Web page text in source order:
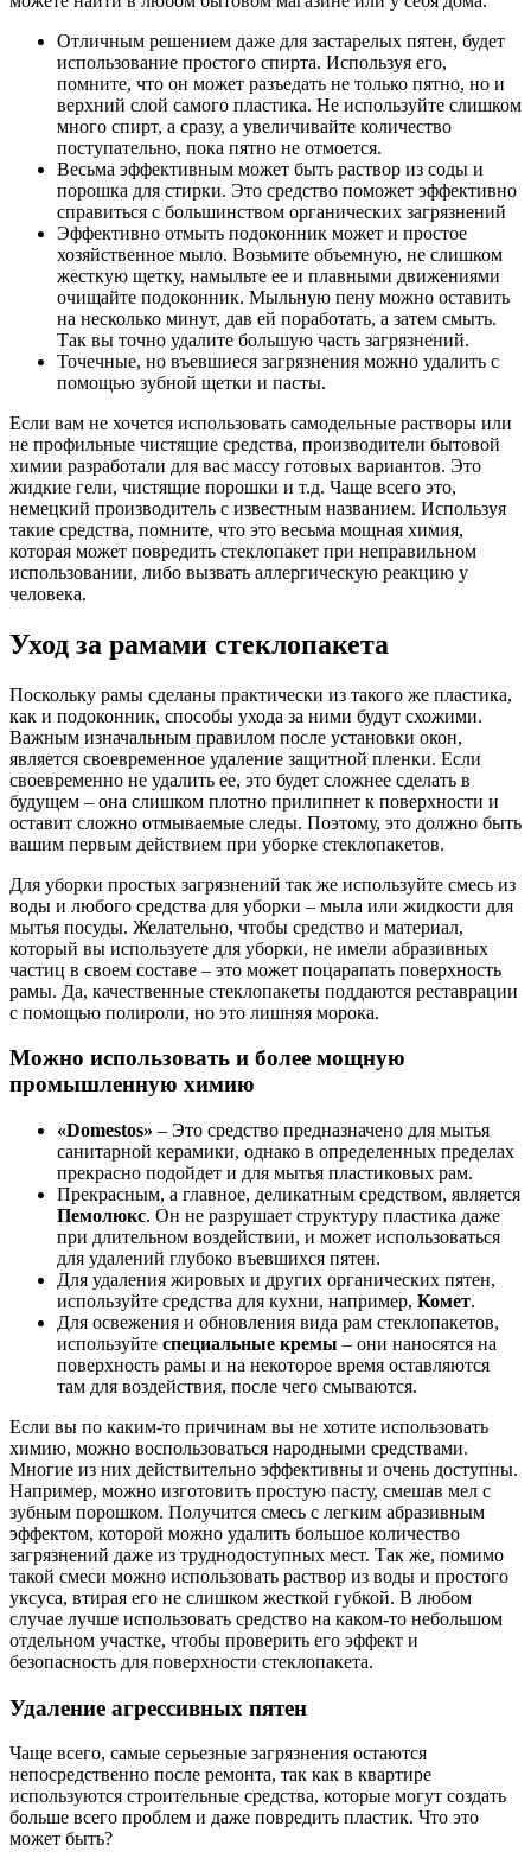
Отличным решением даже для застарелых пятен, будет
использование простого спирта. Используя его,
помните, что он может разъедать не только пятно, но и
верхний слой самого пластика. Не используйте слишком
много спирт, а сразу, а увеличивайте количество
поступательно, пока пятно не отмоется.
Весьма эффективным может быть раствор из соды и
порошка для стирки. Это средство поможет эффективно
справиться с большинством органических загрязнений
Эффективно отмыть подоконник может и простое
хозяйственное мыло. Возьмите объемную, не слишком
жесткую щетку, намыльте ее и плавными движениями
очищайте подоконник. Мыльную пену можно оставить
на несколько минут, дав ей поработать, а затем смыть.
Так вы точно удалите большую часть загрязнений.
Точечные, но въевшиеся загрязнения можно удалить с
помощью зубной щетки и пасты.
Если вам не хочется использовать самодельные растворы или
не профильные чистящие средства, производители бытовой
химии разработали для вас массу готовых вариантов. Это
жидкие гели, чистящие порошки и т.д. Чаще всего это,
немецкий производитель с известным названием. Используя
такие средства, помните, что это весьма мощная химия,
которая может повредить стеклопакет при неправильном
использовании, либо вызвать аллергическую реакцию у
человека.
Уход за рамами стеклопакета
Поскольку рамы сделаны практически из такого же пластика,
как и подоконник, способы ухода за ними будут схожими.
Важным изначальным правилом после установки окон,
является своевременное удаление защитной пленки. Если
своевременно не удалить ее, это будет сложнее сделать в
будущем – она слишком плотно прилипнет к поверхности и
оставит сложно отмываемые следы. Поэтому, это должно быть
вашим первым действием при уборке стеклопакетов.
Для уборки простых загрязнений так же используйте смесь из
воды и любого средства для уборки – мыла или жидкости для
мытья посуды. Желательно, чтобы средство и материал,
который вы используете для уборки, не имели абразивных
частиц в своем составе – это может поцарапать поверхность
рамы. Да, качественные стеклопакеты поддаются реставрации
с помощью полироли, но это лишняя морока.
Можно использовать и более мощную
промышленную химию
«Domestos» – Это средство предназначено для мытья
санитарной керамики, однако в определенных пределах
прекрасно подойдет и для мытья пластиковых рам.
Прекрасным, а главное, деликатным средством, является
Пемолюкс. Он не разрушает структуру пластика даже
при длительном воздействии, и может использоваться
для удалений глубоко въевшихся пятен.
Для удаления жировых и других органических пятен,
используйте средства для кухни, например, Комет.
Для освежения и обновления вида рам стеклопакетов,
используйте специальные кремы – они наносятся на
поверхность рамы и на некоторое время оставляются
там для воздействия, после чего смываются.
Если вы по каким-то причинам вы не хотите использовать
химию, можно воспользоваться народными средствами.
Многие из них действительно эффективны и очень доступны.
Например, можно изготовить простую пасту, смешав мел с
зубным порошком. Получится смесь с легким абразивным
эффектом, которой можно удалить большое количество
загрязнений даже из труднодоступных мест. Так же, помимо
такой смеси можно использовать раствор из воды и простого
уксуса, втирая его не слишком жесткой губкой. В любом
случае лучше использовать средство на каком-то небольшом
отдельном участке, чтобы проверить его эффект и
безопасность для поверхности стеклопакета.
Удаление агрессивных пятен
Чаще всего, самые серьезные загрязнения остаются
непосредственно после ремонта, так как в квартире
используются строительные средства, которые могут создать
больше всего проблем и даже повредить пластик. Что это
может быть?